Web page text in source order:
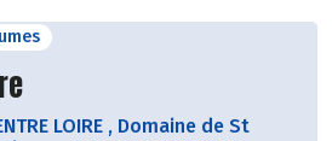
LOIRE , Domaine de St